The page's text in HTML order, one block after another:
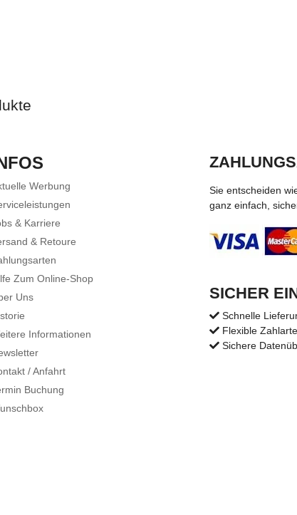
Werbung
& Karriere
& Retoure
Zum Online-Shop
Uns
Informationen
/ Anfahrt
Buchung
Sie entscheiden
ganz einfach,
SICHER
Schnelle
Flexible
Sichere